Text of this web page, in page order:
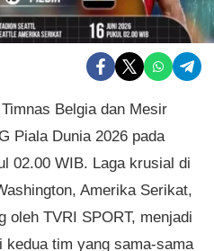
Belgia dan Mesir
Piala Dunia 2026 pada
02.00 WIB. Laga krusial di
Amerika Serikat,
oleh TVRI SPORT, menjadi
kedua tim yang sama-sama